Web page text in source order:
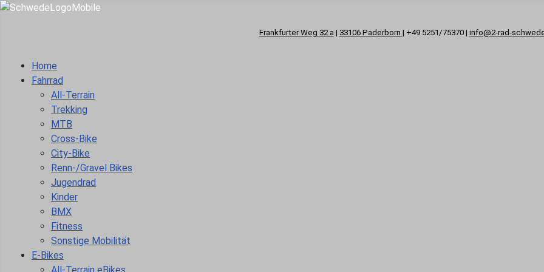
Frankfurter Weg 32 a | 33106 Paderborn | +49 5251/75370 | info@2-rad-
Home
Fahrrad
All-Terrain
Trekking
MTB
Cross-Bike
City-Bike
Renn-/Gravel Bikes
Jugendrad
Kinder
BMX
Fitness
Sonstige Mobilität
E-Bikes